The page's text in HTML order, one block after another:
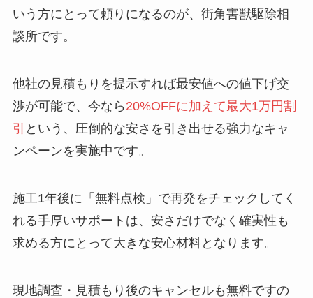
いう方にとって頼りになるのが、街角害獣駆除相
談所です。
他社の見積もりを提示すれば最安値への値下げ交
渉が可能で、今なら 20%OFFに加えて最大1万円割
引 という、圧倒的な安さを引き出せる強力なキャ
ンペーンを実施中です。
施工1年後に「無料点検」で再発をチェックしてく
れる手厚いサポートは、安さだけでなく確実性も
求める方にとって大きな安心材料となります。
現地調査・見積もり後のキャンセルも無料ですの